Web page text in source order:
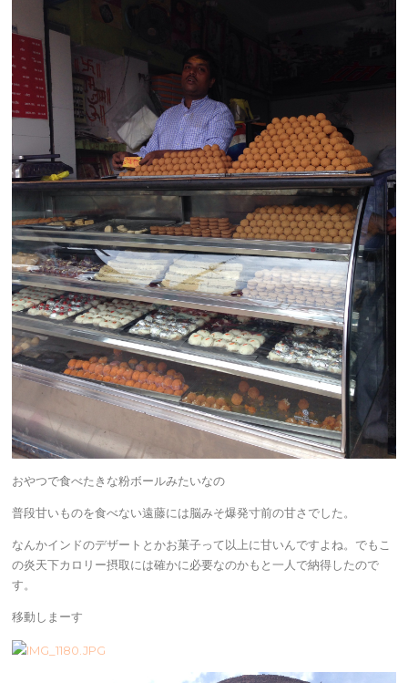
おやつで食べたきな粉ボールみたいなの
普段甘いものを食べない遠藤には脳みそ爆発寸前の甘さでした。
なんかインドのデザートとかお菓子って以上に甘いんですよね。でもこ
の炎天下カロリー摂取には確かに必要なのかもと一人で納得したので
す。
移動しまーす